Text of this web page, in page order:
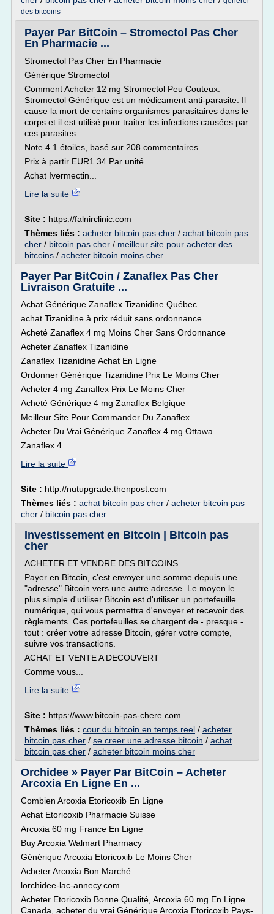
des bitcoins
Payer Par BitCoin – Stromectol Pas Cher
En Pharmacie ...
Stromectol Pas Cher En Pharmacie
Générique Stromectol
Comment Acheter 12 mg Stromectol Peu Couteux.
Stromectol Générique est un médicament anti-parasite. Il
cause la mort de certains organismes parasitaires dans le
corps et il est utilisé pour traiter les infections causées par
ces parasites.
Note 4.1 étoiles, basé sur 208 commentaires.
Prix à partir EUR1.34 Par unité
Achat Ivermectin...
Lire la suite
Site : https://falnirclinic.com
Thèmes liés : acheter bitcoin pas cher / achat bitcoin pas
cher / bitcoin pas cher / meilleur site pour acheter des
bitcoins / acheter bitcoin moins cher
Payer Par BitCoin / Zanaflex Pas Cher
Livraison Gratuite ...
Achat Générique Zanaflex Tizanidine Québec
achat Tizanidine à prix réduit sans ordonnance
Acheté Zanaflex 4 mg Moins Cher Sans Ordonnance
Acheter Zanaflex Tizanidine
Zanaflex Tizanidine Achat En Ligne
Ordonner Générique Tizanidine Prix Le Moins Cher
Acheter 4 mg Zanaflex Prix Le Moins Cher
Acheté Générique 4 mg Zanaflex Belgique
Meilleur Site Pour Commander Du Zanaflex
Acheter Du Vrai Générique Zanaflex 4 mg Ottawa
Zanaflex 4...
Lire la suite
Site : http://nutupgrade.thenpost.com
Thèmes liés : achat bitcoin pas cher / acheter bitcoin pas
cher / bitcoin pas cher
Investissement en Bitcoin | Bitcoin pas
cher
ACHETER ET VENDRE DES BITCOINS
Payer en Bitcoin, c'est envoyer une somme depuis une
"adresse" Bitcoin vers une autre adresse. Le moyen le
plus simple d'utiliser Bitcoin est d'utiliser un portefeuille
numérique, qui vous permettra d'envoyer et recevoir des
règlements. Ces portefeuilles se chargent de - presque -
tout : créer votre adresse Bitcoin, gérer votre compte,
suivre vos transactions.
ACHAT ET VENTE A DECOUVERT
Comme vous...
Lire la suite
Site : https://www.bitcoin-pas-chere.com
Thèmes liés : cour du bitcoin en temps reel / acheter
bitcoin pas cher / se creer une adresse bitcoin / achat
bitcoin pas cher / acheter bitcoin moins cher
Orchidee » Payer Par BitCoin – Acheter
Arcoxia En Ligne En ...
Combien Arcoxia Etoricoxib En Ligne
Achat Etoricoxib Pharmacie Suisse
Arcoxia 60 mg France En Ligne
Buy Arcoxia Walmart Pharmacy
Générique Arcoxia Etoricoxib Le Moins Cher
Acheter Arcoxia Bon Marché
lorchidee-lac-annecy.com
Acheter Etoricoxib Bonne Qualité, Arcoxia 60 mg En Ligne
Canada, acheter du vrai Générique Arcoxia Etoricoxib Pays-